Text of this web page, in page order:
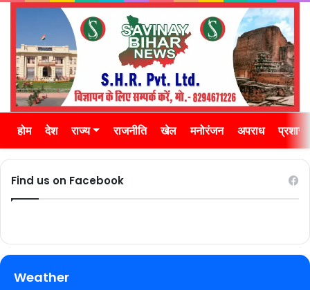
होम देश राज्य राजनीति खेल मनोरंजन अपराध
Find us on Facebook
Weather